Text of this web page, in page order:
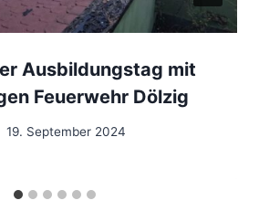
Ausbildungstag mit
Feuerwehr Dölzig
19. September 2024